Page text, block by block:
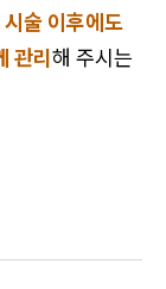
술 이후에도
관리해 주시는